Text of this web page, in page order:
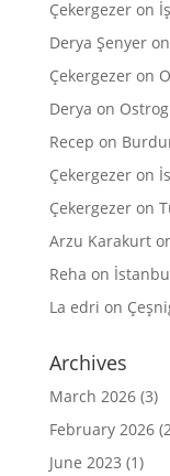
Çekergezeron
Derya Şenyeron
Çekergezeron
Derya on
Recep on
Çekergezeron
Çekergezeron
Arzu Karakurt
Reha on
La edri on
Archives
March 2026(3)
February 2026
June 2023 (1)